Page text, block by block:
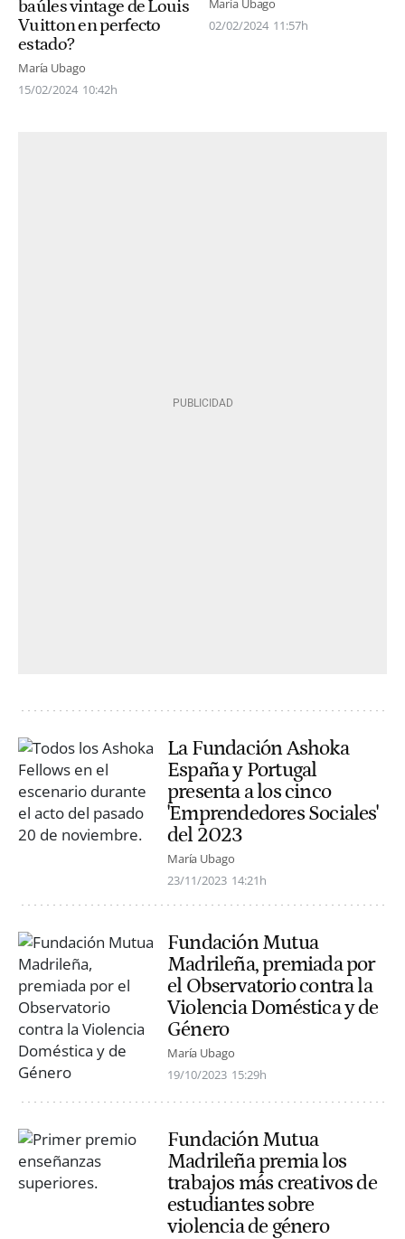
baúles vintage de Louis
Vuitton en perfecto
estado?
María Ubago
15/02/2024 10:42h
María Ubago
02/02/2024 11:57h
La Fundación Ashoka
España y Portugal
presenta a los cinco
'Emprendedores Sociales'
del 2023
María Ubago
23/11/2023 14:21h
Fundación Mutua
Madrileña, premiada por
el Observatorio contra la
Violencia Doméstica y de
Género
María Ubago
19/10/2023 15:29h
Fundación Mutua
Madrileña premia los
trabajos más creativos de
estudiantes sobre
violencia de género